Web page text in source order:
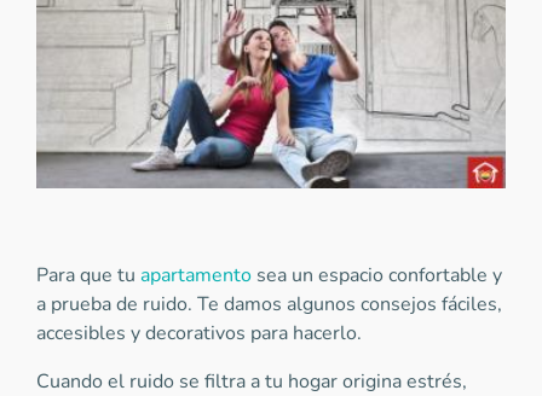
Para que tu apartamento sea un espacio confortable y
a prueba de ruido. Te damos algunos consejos fáciles,
accesibles y decorativos para hacerlo.
Cuando el ruido se filtra a tu hogar origina estrés,